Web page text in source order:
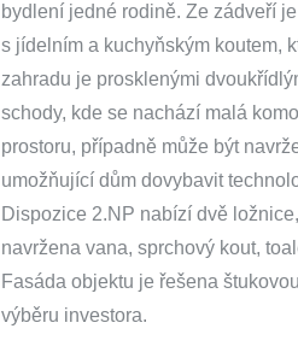
bydlení jedné rodině. Ze zádveří
s jídelním a kuchyňským koutem,
zahradu je prosklenými
schody, kde se nachází malá
prostoru, případně může být
umožňující dům dovybavit
Dispozice 2.NP nabízí dvě
navržena vana, sprchový kout,
Fasáda objektu je řešena
výběru investora.